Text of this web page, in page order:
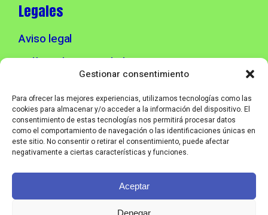
Gestionar consentimiento
Para ofrecer las mejores experiencias, utilizamos tecnologías como las
cookies para almacenar y/o acceder a la información del dispositivo. El
consentimiento de estas tecnologías nos permitirá procesar datos
como el comportamiento de navegación o las identificaciones únicas en
este sitio. No consentir o retirar el consentimiento, puede afectar
negativamente a ciertas características y funciones.
Aceptar
Denegar
Legales
Aviso legal
Política de privacidad
Info contacto
info@corebmusic.es